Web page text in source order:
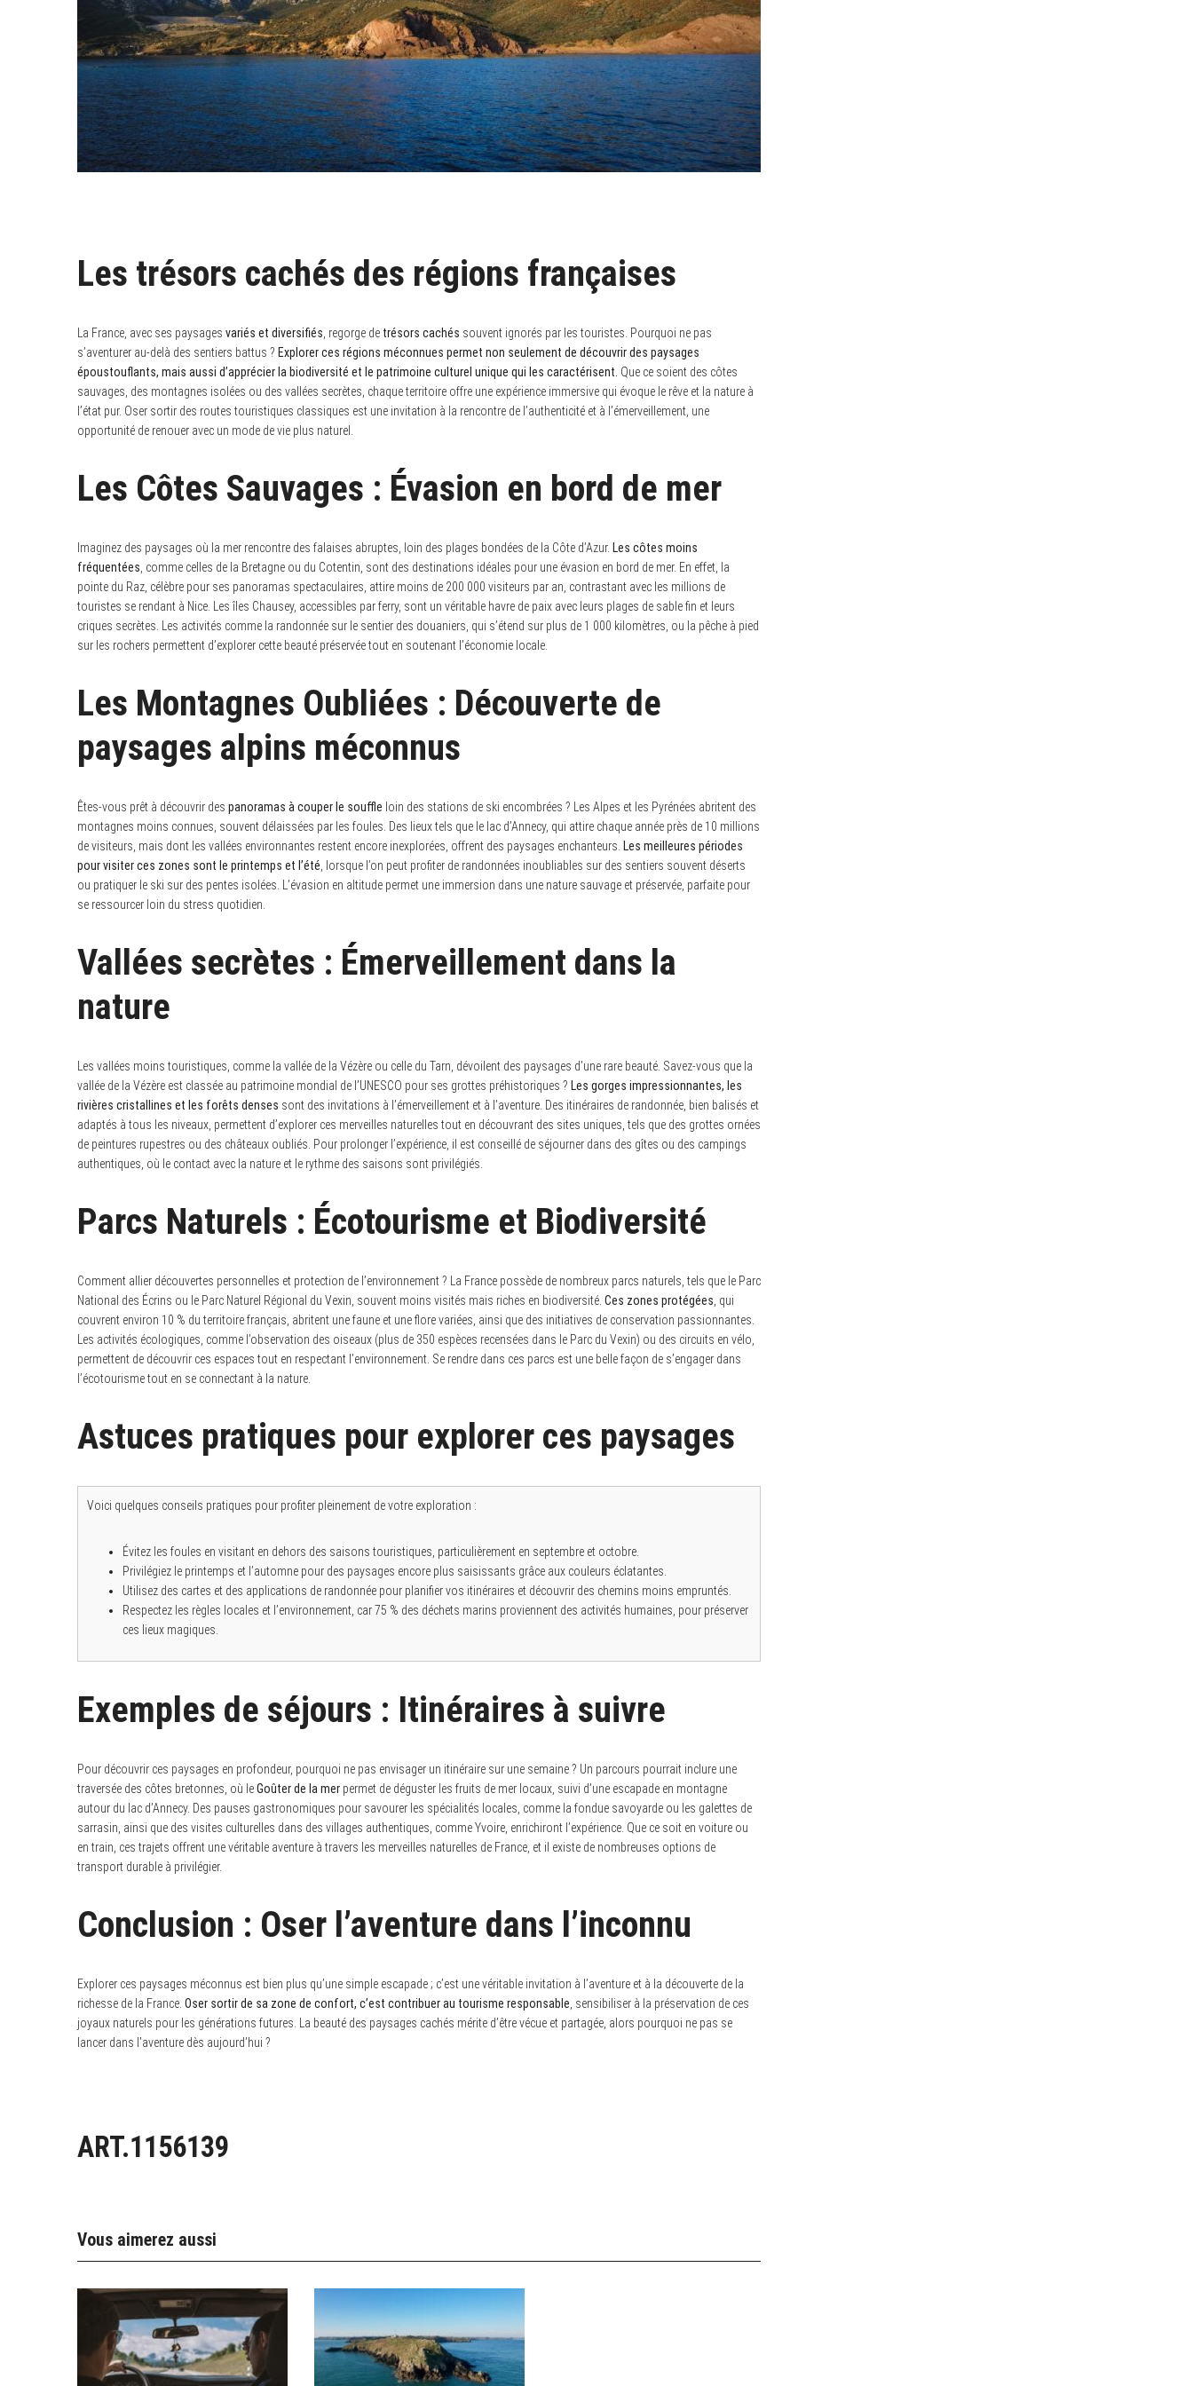
Les trésors cachés des régions françaises
La France, avec ses paysages variés et diversifiés , regorge de trésors cachés souvent ignorés par les touristes. Pourquoi ne pas
s’aventurer au-delà des sentiers battus ? Explorer ces régions méconnues permet non seulement de découvrir des paysages
époustouflants, mais aussi d’apprécier la biodiversité et le patrimoine culturel unique qui les caractérisent. Que ce soient des côtes
sauvages, des montagnes isolées ou des vallées secrètes, chaque territoire offre une expérience immersive qui évoque le rêve et la nature à
l’état pur. Oser sortir des routes touristiques classiques est une invitation à la rencontre de l’authenticité et à l’émerveillement, une
opportunité de renouer avec un mode de vie plus naturel.
Les Côtes Sauvages : Évasion en bord de mer
Imaginez des paysages où la mer rencontre des falaises abruptes, loin des plages bondées de la Côte d’Azur. Les côtes moins
fréquentées , comme celles de la Bretagne ou du Cotentin, sont des destinations idéales pour une évasion en bord de mer. En effet, la
pointe du Raz, célèbre pour ses panoramas spectaculaires, attire moins de 200 000 visiteurs par an, contrastant avec les millions de
touristes se rendant à Nice. Les îles Chausey, accessibles par ferry, sont un véritable havre de paix avec leurs plages de sable fin et leurs
criques secrètes. Les activités comme la randonnée sur le sentier des douaniers, qui s’étend sur plus de 1 000 kilomètres, ou la pêche à pied
sur les rochers permettent d’explorer cette beauté préservée tout en soutenant l’économie locale.
Les Montagnes Oubliées : Découverte de
paysages alpins méconnus
Êtes-vous prêt à découvrir des panoramas à couper le souffle loin des stations de ski encombrées ? Les Alpes et les Pyrénées abritent des
montagnes moins connues, souvent délaissées par les foules. Des lieux tels que le lac d’Annecy, qui attire chaque année près de 10 millions
de visiteurs, mais dont les vallées environnantes restent encore inexplorées, offrent des paysages enchanteurs. Les meilleures périodes
pour visiter ces zones sont le printemps et l’été , lorsque l’on peut profiter de randonnées inoubliables sur des sentiers souvent déserts
ou pratiquer le ski sur des pentes isolées. L’évasion en altitude permet une immersion dans une nature sauvage et préservée, parfaite pour
se ressourcer loin du stress quotidien.
Vallées secrètes : Émerveillement dans la
nature
Les vallées moins touristiques, comme la vallée de la Vézère ou celle du Tarn, dévoilent des paysages d’une rare beauté. Savez-vous que la
vallée de la Vézère est classée au patrimoine mondial de l’UNESCO pour ses grottes préhistoriques ? Les gorges impressionnantes, les
rivières cristallines et les forêts denses sont des invitations à l’émerveillement et à l’aventure. Des itinéraires de randonnée, bien balisés et
adaptés à tous les niveaux, permettent d’explorer ces merveilles naturelles tout en découvrant des sites uniques, tels que des grottes ornées
de peintures rupestres ou des châteaux oubliés. Pour prolonger l’expérience, il est conseillé de séjourner dans des gîtes ou des campings
authentiques, où le contact avec la nature et le rythme des saisons sont privilégiés.
Parcs Naturels : Écotourisme et Biodiversité
Comment allier découvertes personnelles et protection de l’environnement ? La France possède de nombreux parcs naturels, tels que le Parc
National des Écrins ou le Parc Naturel Régional du Vexin, souvent moins visités mais riches en biodiversité. Ces zones protégées , qui
couvrent environ 10 % du territoire français, abritent une faune et une flore variées, ainsi que des initiatives de conservation passionnantes.
Les activités écologiques, comme l’observation des oiseaux (plus de 350 espèces recensées dans le Parc du Vexin) ou des circuits en vélo,
permettent de découvrir ces espaces tout en respectant l’environnement. Se rendre dans ces parcs est une belle façon de s’engager dans
l’écotourisme tout en se connectant à la nature.
Astuces pratiques pour explorer ces paysages
Voici quelques conseils pratiques pour profiter pleinement de votre exploration :
Évitez les foules en visitant en dehors des saisons touristiques, particulièrement en septembre et octobre.
Privilégiez le printemps et l’automne pour des paysages encore plus saisissants grâce aux couleurs éclatantes.
Utilisez des cartes et des applications de randonnée pour planifier vos itinéraires et découvrir des chemins moins empruntés.
Respectez les règles locales et l’environnement, car 75 % des déchets marins proviennent des activités humaines, pour préserver
ces lieux magiques.
Exemples de séjours : Itinéraires à suivre
Pour découvrir ces paysages en profondeur, pourquoi ne pas envisager un itinéraire sur une semaine ? Un parcours pourrait inclure une
traversée des côtes bretonnes, où leGoûter de la mer permet de déguster les fruits de mer locaux, suivi d’une escapade en montagne
autour du lac d’Annecy. Des pauses gastronomiques pour savourer les spécialités locales, comme la fondue savoyarde ou les galettes de
sarrasin, ainsi que des visites culturelles dans des villages authentiques, comme Yvoire, enrichiront l’expérience. Que ce soit en voiture ou
en train, ces trajets offrent une véritable aventure à travers les merveilles naturelles de France, et il existe de nombreuses options de
transport durable à privilégier.
Conclusion : Oser l’aventure dans l’inconnu
Explorer ces paysages méconnus est bien plus qu’une simple escapade ; c’est une véritable invitation à l’aventure et à la découverte de la
richesse de la France. Oser sortir de sa zone de confort, c’est contribuer au tourisme responsable , sensibiliser à la préservation de ces
joyaux naturels pour les générations futures. La beauté des paysages cachés mérite d’être vécue et partagée, alors pourquoi ne pas se
lancer dans l’aventure dès aujourd’hui ?
ART.1156139
Vous aimerez aussi
e
a
h
o
r
: